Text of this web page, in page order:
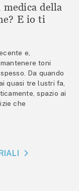
medica della
E io ti
e,
toni
Da quando
quasi tre lustri fa,
spazio ai
che